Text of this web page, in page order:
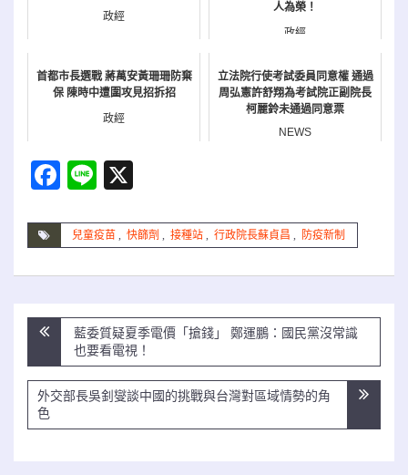
政經
人為榮！
政經
首都市長選戰 蔣萬安黃珊珊防棄
保 陳時中遭圍攻見招拆招
政經
立法院行使考試委員同意權 通過
周弘憲許舒翔為考試院正副院長
柯麗鈴未通過同意票
NEWS
Facebook
Line
兒童疫苗 , 快篩劑 , 接種站 , 行政院長蘇貞昌 , 防疫新制
文
導
覽
藍委質疑夏季電價「搶錢」 鄭運鵬：國民黨沒常識
也要看電視！
外交部長吳釗燮談中國的挑戰與台灣對區域情勢的角
色